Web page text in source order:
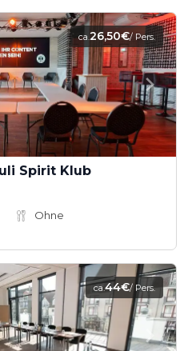
ca.26,50€/ Pers.
Spirit Klub
Ohne
ca.44€/ Pers.